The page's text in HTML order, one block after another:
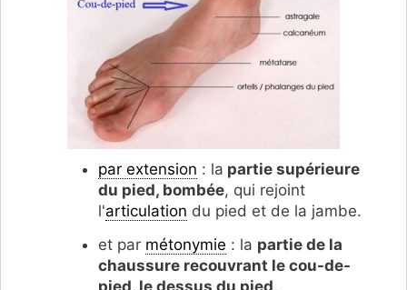
par extension : la partie supérieure
du pied, bombée, qui rejoint
l'articulation du pied et de la jambe.
et par métonymie : la partie de la
chaussure recouvrant le cou-de-
pied, le dessus du pied.